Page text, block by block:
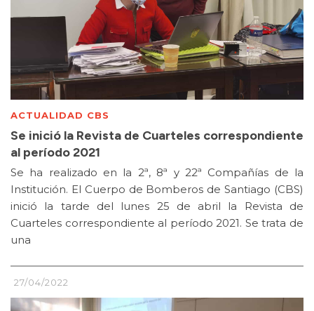
ACTUALIDAD CBS
Se inició la Revista de Cuarteles correspondiente
al período 2021
Se ha realizado en la 2ª, 8ª y 22ª Compañías de la
Institución. El Cuerpo de Bomberos de Santiago (CBS)
inició la tarde del lunes 25 de abril la Revista de
Cuarteles correspondiente al período 2021. Se trata de
una
27/04/2022